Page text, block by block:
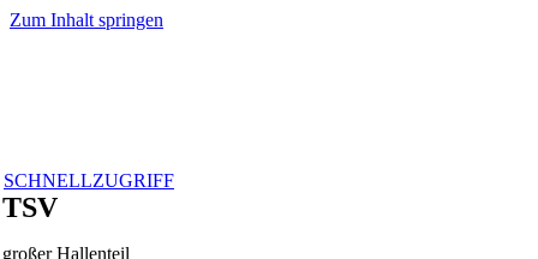
Zum Inhalt springen
SCHNELLZUGRIFF
TSV
großer Hallenteil